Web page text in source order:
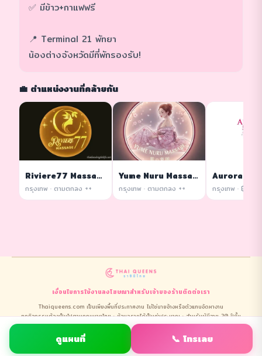
✅ มีข้าว+กาแฟฟรี
📍 Terminal 21 พัทยา
น้องต่างจังหวัดมีที่พักรองรับ!
💼 ตำแหน่งงานที่คล้ายกัน
Riviere77 Massage
กรุงเทพ · ตามตกลง ++
Yume Nuru Massage
กรุงเทพ · ตามตกลง ++
ดูแผนที่ 📞 โทรเลย
เงื่อนไขการใช้งานลงโฆษณาสำหรับเจ้าของร้านติดต่อเรา
Thaiqueens.com เป็นเพียงพื้นที่ประกาศงาน ไม่ใช่นายจ้างหรือตัวแทนจัดหางาน
ทุกกิจกรรมต้องเป็นไปตามกฎหมายไทย · ข้อมูลรายได้เป็นค่าประมาณ · สำหรับผู้มีอายุ 20 ปีขึ้น
ไปเท่านั้น
การใช้งานถือว่ายอมรับ
ข้อกำหนดและคำปฏิเสธความรับผิดชอบ
© 2026 ThaiQueens.com · All Rights Reserved.